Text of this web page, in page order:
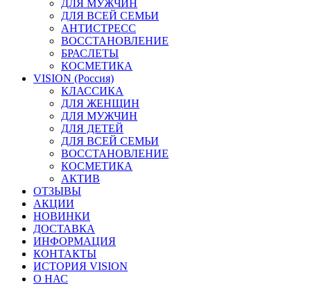
ДЛЯ МУЖЧИН
ДЛЯ ВСЕЙ СЕМЬИ
АНТИСТРЕСС
ВОССТАНОВЛЕНИЕ
БРАСЛЕТЫ
КОСМЕТИКА
VISION (Россия)
КЛАССИКА
ДЛЯ ЖЕНЩИН
ДЛЯ МУЖЧИН
ДЛЯ ДЕТЕЙ
ДЛЯ ВСЕЙ СЕМЬИ
ВОССТАНОВЛЕНИЕ
КОСМЕТИКА
АКТИВ
ОТЗЫВЫ
АКЦИИ
НОВИНКИ
ДОСТАВКА
ИНФОРМАЦИЯ
КОНТАКТЫ
ИСТОРИЯ VISION
О НАС